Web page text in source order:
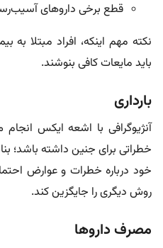
قطع برخی داروهای
نکته مهم اینکه، افراد مبتلا به
باید مایعات کافی بنوشند.
بارداری
آنژیوگرافی با اشعه‌ ایکس
خطراتی برای جنین داشته باشد؛
خود درباره خطرات و عوارض
روش دیگری را جایگزین کند.
مصرف داروها